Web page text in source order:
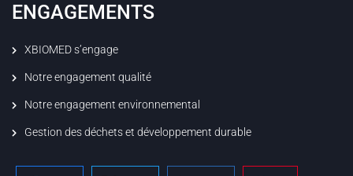
ENGAGEMENTS
XBIOMED s’engage
Notre engagement qualité
Notre engagement environnemental
Gestion des déchets et développement durable